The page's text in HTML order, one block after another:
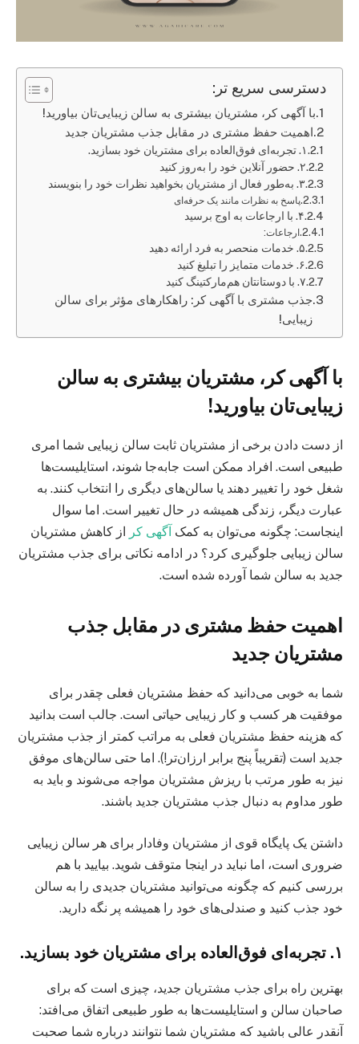
دسترسی سریع تر:
با آگهی کر، مشتریان بیشتری به سالن زیبایی‌تان بیاورید!
اهمیت حفظ مشتری در مقابل جذب مشتریان جدید
۱. تجربه‌ای فوق‌العاده برای مشتریان خود بسازید.
۲. حضور آنلاین خود را به‌روز کنید
۳. به‌طور فعال از مشتریان بخواهید نظرات خود را بنویسند
پاسخ به نظرات مانند یک حرفه‌ای
۴. با ارجاعات به اوج برسید
ارجاعات:
۵. خدمات منحصر به فرد ارائه دهید
۶. خدمات متمایز را تبلیغ کنید
۷. با دوستانتان هم‌مارکتینگ کنید
جذب مشتری با آگهی کر: راهکارهای مؤثر برای سالن
زیبایی!
با آگهی کر، مشتریان بیشتری به سالن
زیبایی‌تان بیاورید!
از دست دادن برخی از مشتریان ثابت سالن زیبایی شما امری
طبیعی است. افراد ممکن است جابه‌جا شوند، استایلیست‌ها
شغل خود را تغییر دهند یا سالن‌های دیگری را انتخاب کنند. به
عبارت دیگر، زندگی همیشه در حال تغییر است. اما سوال
اینجاست: چگونه می‌توان به کمک آگهی کر از کاهش مشتریان
سالن زیبایی جلوگیری کرد؟ در ادامه نکاتی برای جذب مشتریان
جدید به سالن شما آورده شده است.
اهمیت حفظ مشتری در مقابل جذب
مشتریان جدید
شما به خوبی می‌دانید که حفظ مشتریان فعلی چقدر برای
موفقیت هر کسب و کار زیبایی حیاتی است. جالب است بدانید
که هزینه حفظ مشتریان فعلی به مراتب کمتر از جذب مشتریان
جدید است (تقریباً پنج برابر ارزان‌تر!). اما حتی سالن‌های موفق
نیز به طور مرتب با ریزش مشتریان مواجه می‌شوند و باید به
طور مداوم به دنبال جذب مشتریان جدید باشند.
داشتن یک پایگاه قوی از مشتریان وفادار برای هر سالن زیبایی
ضروری است، اما نباید در اینجا متوقف شوید. بیایید با هم
بررسی کنیم که چگونه می‌توانید مشتریان جدیدی را به سالن
خود جذب کنید و صندلی‌های خود را همیشه پر نگه دارید.
۱. تجربه‌ای فوق‌العاده برای مشتریان خود بسازید.
بهترین راه برای جذب مشتریان جدید، چیزی است که برای
صاحبان سالن و استایلیست‌ها به طور طبیعی اتفاق می‌افتد:
آنقدر عالی باشید که مشتریان شما نتوانند درباره شما صحبت